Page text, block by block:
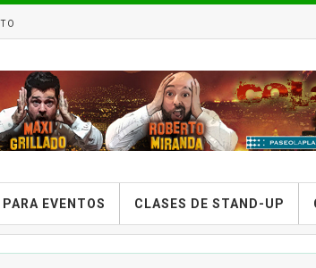
EVENTOS CLASES DE STAND-UP